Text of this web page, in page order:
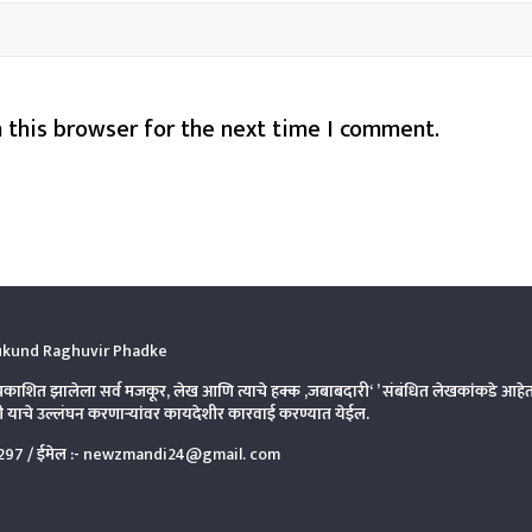
browser for the next time I comment.
Raghuvir Phadke
झालेला सर्व मजकूर, लेख आणि त्याचे हक्क ,जबाबदारी‘ ’ संबंधित लेखकांकडे
उल्लंघन करणाऱ्यांवर कायदेशीर कारवाई करण्यात येईल.
/ ईमेल :- newzmandi24@gmail. com